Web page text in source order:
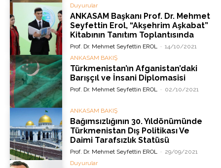
Duyurular
ANKASAM Başkanı Prof. Dr. Mehmet
Seyfettin Erol, “Akşehrim Aşkabat”
Kitabının Tanıtım Toplantısında
Prof. Dr. Mehmet Seyfettin EROL - 14/10/2021
ANKASAM BAKIŞ
Türkmenistan’ın Afganistan’daki
Barışçıl ve İnsani Diplomasisi
Prof. Dr. Mehmet Seyfettin EROL - 02/10/2021
ANKASAM BAKIŞ
Bağımsızlığının 30. Yıldönümünde
Türkmenistan Dış Politikası Ve
Daimi Tarafsızlık Statüsü
Prof. Dr. Mehmet Seyfettin EROL - 29/09/2021
Duyurular